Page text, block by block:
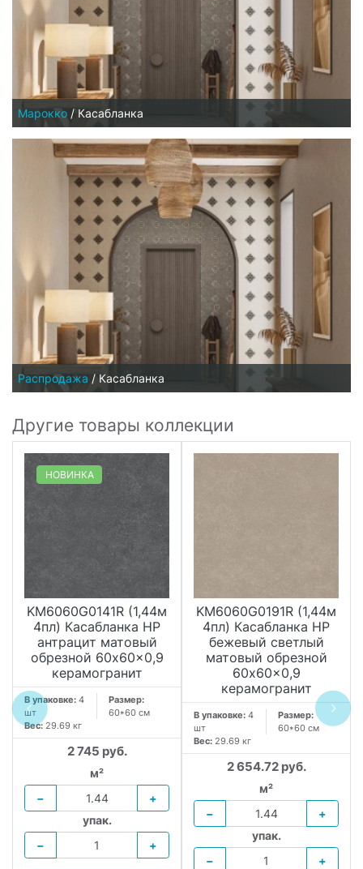
Марокко / Касабланка
Распродажа / Касабланка
Другие товары коллекции
НОВИНКА
KM6060G0141R (1,44м
4пл) Касабланка HP
антрацит матовый
обрезной 60x60x0,9
керамогранит
В упаковке: 4
шт
Размер:
60*60 см
Вес: 29.69 кг
2 745 руб.
м²
−
+
упак.
−
+
KM6060G0191R (1,44м
4пл) Касабланка HP
бежевый светлый
матовый обрезной
60x60x0,9
керамогранит
В упаковке: 4
шт
Размер:
60*60 см
Вес: 29.69 кг
2 654.72 руб.
м²
−
+
упак.
−
+